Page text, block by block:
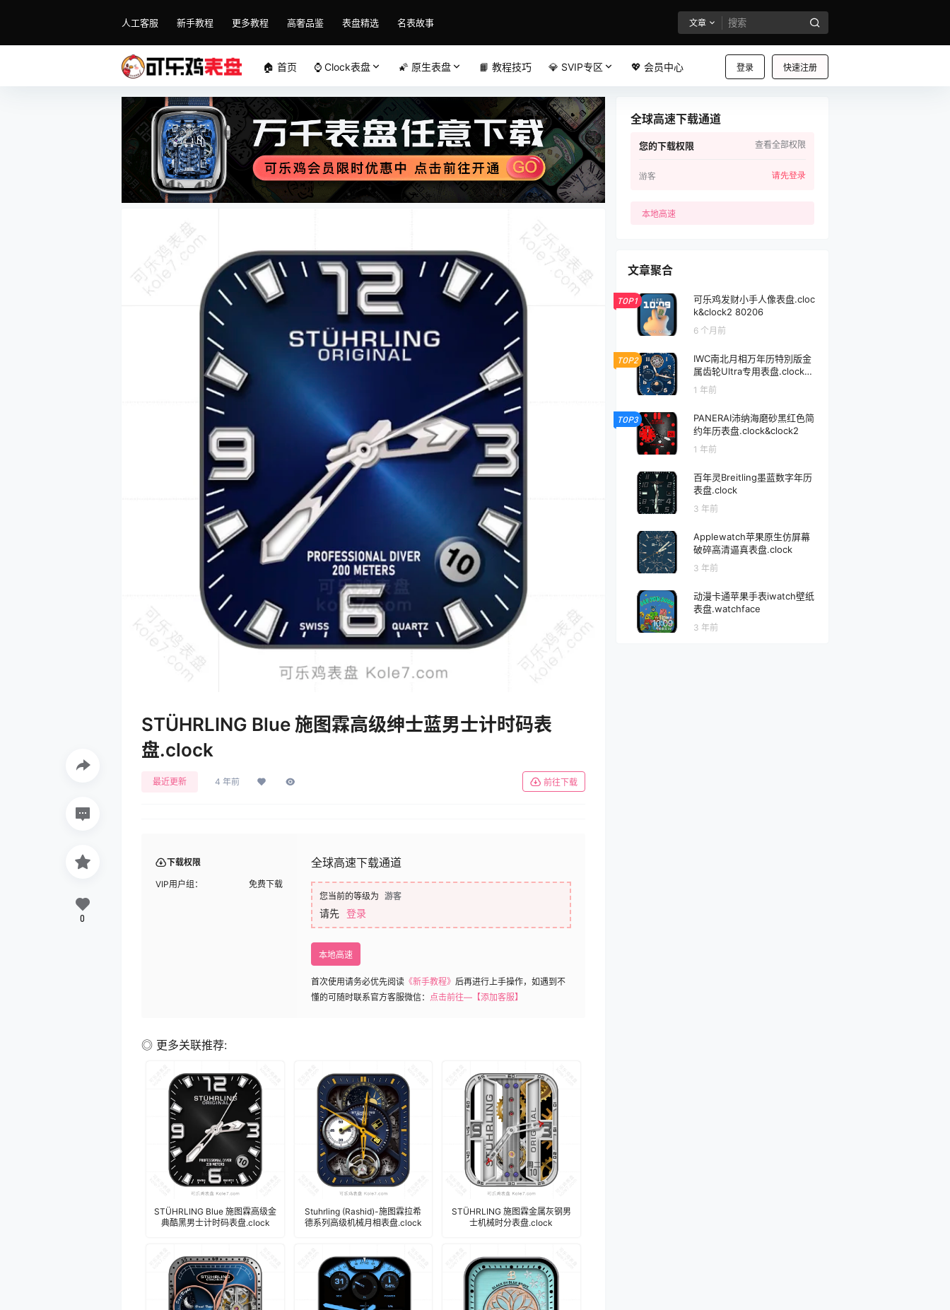
人工客服 新手教程 更多教程 高奢品鉴 表盘精选 名表故事 文章
登录 快速注册
🏠 首页 ⌚️ Clock表盘 🌠 原生表盘 📙 教程技巧 💎 SVIP专区 💖 会员中心
STÜHRLING Blue 施图霖高级绅士蓝男士计时码表
盘.clock
最近更新 4 年前 前往下载
下载权限
VIP用户组： 免费下载
全球高速下载通道
您当前的等级为 游客
请先 登录
本地高速
首次使用请务必优先阅读 《新手教程》 后再进行上手操作，如遇到不
懂的可随时联系官方客服微信： 点击前往—【添加客服】
◎ 更多关联推荐:
STÜHRLING Blue 施图霖高级金
典酷黑男士计时码表盘.clock
Stuhrling (Rashid)-施图霖拉希
德系列高级机械月相表盘.clock
STÜHRLING 施图霖金属灰钢男
士机械时分表盘.clock
0
全球高速下载通道
您的下载权限 查看全部权限
游客 请先登录
本地高速
文章聚合
TOP1
可乐鸡发财小手人像表盘.cloc
k&clock2 80206
6 个月前
TOP2
IWC南北月相万年历特別版金
属齿轮Ultra专用表盘.clock&cl
ock2
1 年前
TOP3
PANERAI沛纳海磨砂黑红色简
约年历表盘.clock&clock2
1 年前
百年灵Breitling墨蓝数字年历
表盘.clock
3 年前
Applewatch苹果原生仿屏幕
破碎高清逼真表盘.clock
3 年前
动漫卡通苹果手表iwatch壁纸
表盘.watchface
3 年前